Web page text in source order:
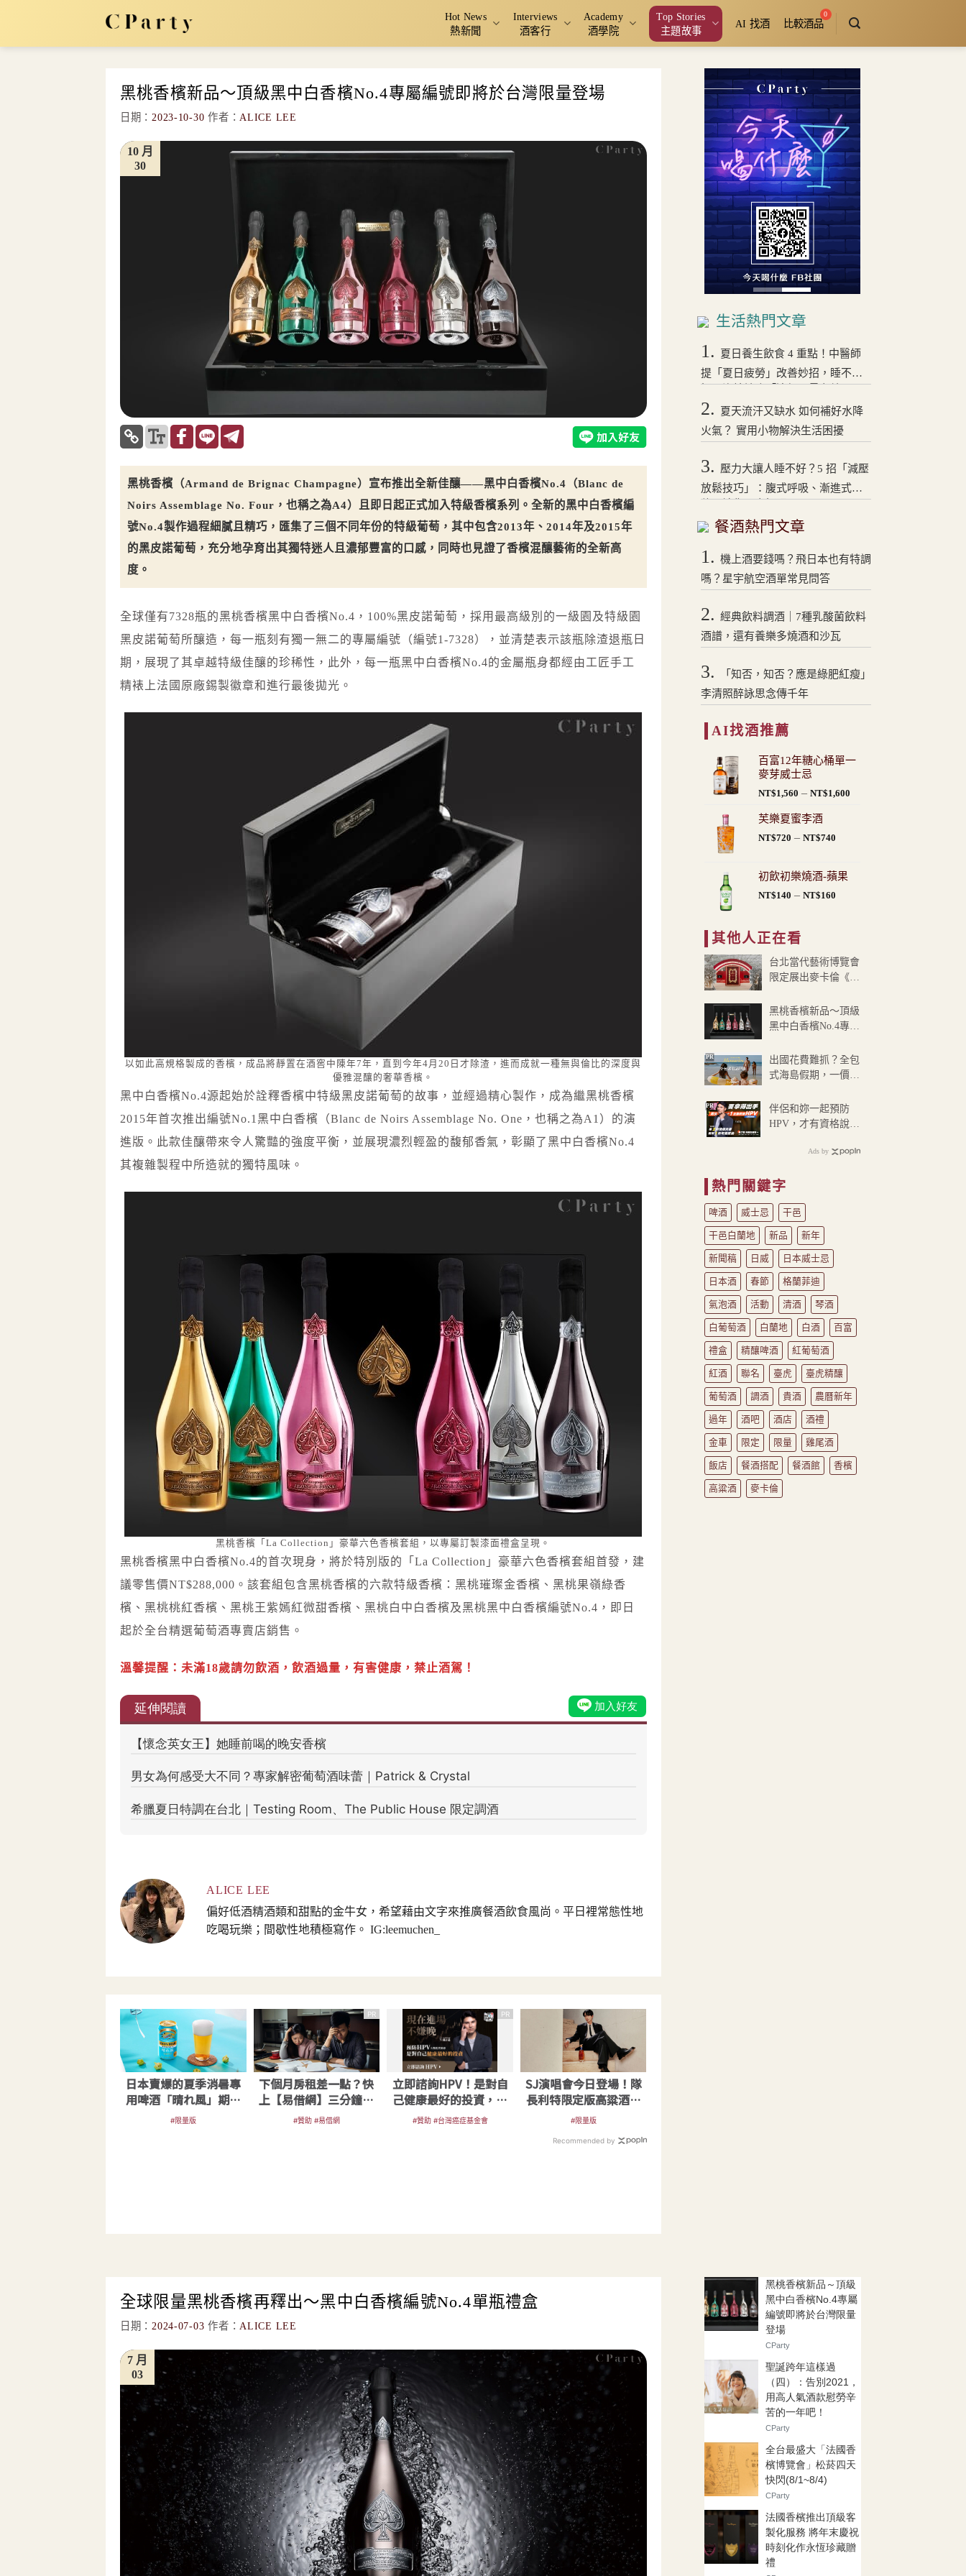
content
Hot News
熱新聞
Interviews
酒客行
Academy
酒學院
Top Stories
主題故事
AI 找酒 比較酒品
黑桃香檳新品～頂級黑中白香檳No.4專屬編號即將於台灣限量登場
日期： 2023-10-30 作者： ALICE LEE
30
10 月
黑桃香檳（Armand de Brignac Champagne）宣布推出全新佳釀——黑中白香檳No.4（Blanc de
Noirs Assemblage No. Four，也稱之為A4）且即日起正式加入特級香檳系列。全新的黑中白香檳編
號No.4製作過程細膩且精巧，匯集了三個不同年份的特級葡萄，其中包含2013年、2014年及2015年
的黑皮諾葡萄，充分地孕育出其獨特迷人且濃郁豐富的口感，同時也見證了香檳混釀藝術的全新高
度。
全球僅有7328瓶的黑桃香檳黑中白香檳No.4，100%黑皮諾葡萄，採用最高級別的一級園及特級園
黑皮諾葡萄所釀造，每一瓶刻有獨一無二的專屬編號（編號1-7328），並清楚表示該瓶除渣退瓶日
期，展現了其卓越特級佳釀的珍稀性，此外，每一瓶黑中白香檳No.4的金屬瓶身都經由工匠手工
精裱上法國原廠錫製徽章和進行最後拋光。
以如此高規格製成的香檳，成品將靜置在酒窖中陳年7年，直到今年4月20日才除渣，進而成就一種無與倫比的深度與
優雅混釀的奢華香檳。
黑中白香檳No.4源起始於詮釋香檳中特級黑皮諾葡萄的故事，並經過精心製作，成為繼黑桃香檳
2015年首次推出編號No.1黑中白香檳（Blanc de Noirs Assemblage No. One，也稱之為A1）的演
進版。此款佳釀帶來令人驚豔的強度平衡，並展現濃烈輕盈的馥郁香氣，彰顯了黑中白香檳No.4
其複雜製程中所造就的獨特風味。
黑桃香檳「La Collection」豪華六色香檳套組，以專屬訂製漆面禮盒呈現。
黑桃香檳黑中白香檳No.4的首次現身，將於特別版的「La Collection」豪華六色香檳套組首發，建
議零售價NT$288,000。該套組包含黑桃香檳的六款特級香檳：黑桃璀璨金香檳、黑桃果嶺綠香
檳、黑桃桃紅香檳、黑桃王紫嫣紅微甜香檳、黑桃白中白香檳及黑桃黑中白香檳編號No.4，即日
起於全台精選葡萄酒專賣店銷售。
溫馨提醒：未滿18歲請勿飲酒，飲酒過量，有害健康，禁止酒駕！
ALICE LEE
偏好低酒精酒類和甜點的金牛女，希望藉由文字來推廣餐酒飲食風尚。平日裡常態性地
吃喝玩樂；間歇性地積極寫作。 IG:leemuchen_
日本賣爆的夏季消暑專
用啤酒「晴れ風」期間
限定在台販售中
#限量版
PR
下個月房租差一點？快
上【易借網】三分鐘解
決燃眉之急
#贊助 #易借網
PR
立即諮詢HPV！是對自
己健康最好的投資，把
握現在不嫌晚！
#贊助 #台灣癌症基金會
SJ演唱會今日登場！隊
長利特限定版高粱酒即
將登陸超商
#限量版
Recommended by
生活熱門文章
1.
夏日養生飲食 4 重點！中醫師
提「夏日疲勞」改善妙招，睡不
2.
夏天流汗又缺水 如何補好水降
火氣？ 實用小物解決生活困擾
3.
壓力大讓人睡不好？5 招「減壓
放鬆技巧」：腹式呼吸、漸進式拉
餐酒熱門文章
1. 機上酒要錢嗎？飛日本也有特調
嗎？星宇航空酒單常見問答
2. 經典飲料調酒｜7種乳酸菌飲料
酒譜，還有養樂多燒酒和沙瓦
3.
「知否，知否？應是綠肥紅瘦」
李清照醉詠思念傳千年
AI找酒推薦
百富12年糖心桶單一
麥芽威士忌
NT$1,560 – NT$1,600價
芙樂夏蜜李酒
NT$720 – NT$740價
圍：
NT$720
初飲初樂燒酒-蘋果
NT$140 – NT$160價
NT$140
到
NT$160
其他人正在看
台北當代藝術博覽會
限定展出麥卡倫《傳
級的威士忌藝術鉅作
黑桃香檳新品～頂級
黑中白香檳No.4專屬
登場
出國花費難抓？全包
式海島假期，一價搞
省心！
PR
伴侶和妳一起預防
HPV，才有資格說愛
PR
Ads by
熱門關鍵字
啤酒 威士忌 干邑
干邑白蘭地 新品 新年
新聞稿 日威 日本威士忌
日本酒 春節 格蘭菲迪
氣泡酒 活動 清酒 琴酒
白葡萄酒 白蘭地 白酒 百富
禮盒 精釀啤酒 紅葡萄酒
紅酒 聯名 臺虎 臺虎精釀
葡萄酒 調酒 貴酒 農曆新年
過年 酒吧 酒店 酒禮
金車 限定 限量 雞尾酒
飯店 餐酒搭配 餐酒館 香檳
高粱酒 麥卡倫
全球限量黑桃香檳再釋出～黑中白香檳編號No.4單瓶禮盒
日期： 2024-07-03 作者： ALICE LEE
03
7 月